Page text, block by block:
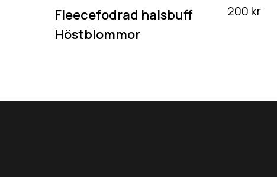
Fleecefodrad halsbuff
Höstblommor
200 kr